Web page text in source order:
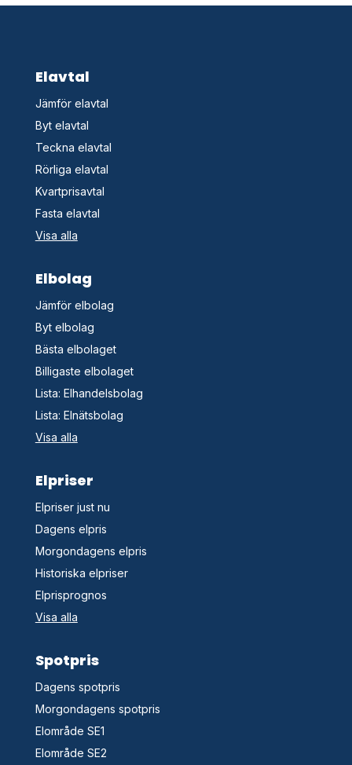
Elavtal
Jämför elavtal
Byt elavtal
Teckna elavtal
Rörliga elavtal
Kvartprisavtal
Fasta elavtal
Visa alla
Elbolag
Jämför elbolag
Byt elbolag
Bästa elbolaget
Billigaste elbolaget
Lista: Elhandelsbolag
Lista: Elnätsbolag
Visa alla
Elpriser
Elpriser just nu
Dagens elpris
Morgondagens elpris
Historiska elpriser
Elprisprognos
Visa alla
Spotpris
Dagens spotpris
Morgondagens spotpris
Elområde SE1
Elområde SE2